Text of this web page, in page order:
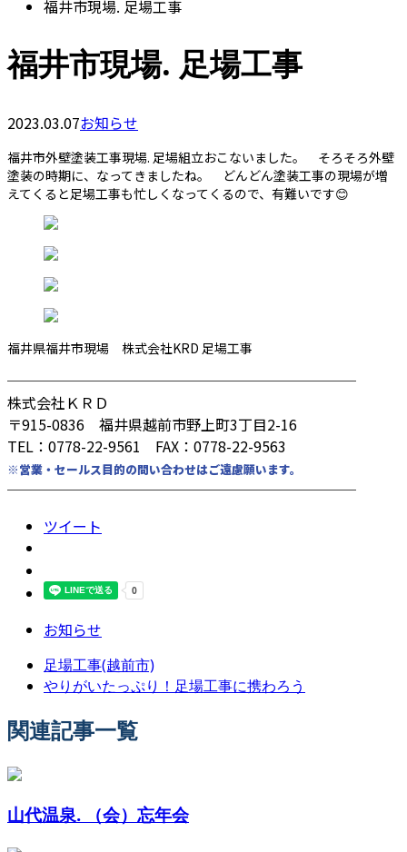
福井市現場. 足場工事
福井市現場. 足場工事
2023.03.07お知らせ
福井市外壁塗装工事現場. 足場組立おこないました。 そろそろ外壁
塗装の時期に、なってきましたね。 どんどん塗装工事の現場が増
えてくると足場工事も忙しくなってくるので、有難いです😊
福井県福井市現場 株式会社KRD 足場工事
────────────────────────
株式会社ＫＲＤ
〒915-0836 福井県越前市野上町3丁目2-16
TEL：0778-22-9561 FAX：0778-22-9563
※営業・セールス目的の問い合わせはご遠慮願います。
────────────────────────
ツイート
お知らせ
足場工事(越前市)
やりがいたっぷり！足場工事に携わろう
関連記事一覧
山代温泉. （会）忘年会